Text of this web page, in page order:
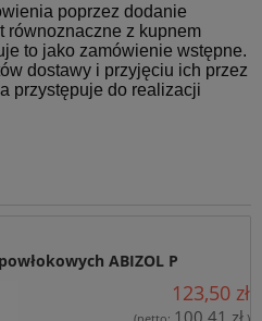
poprzez dodanie
równoznaczne z kupnem
to jako zamówienie wstępne.
dostawy i przyjęciu ich przez
przystępuje do realizacji
ABIZOL P
123,50 zł
produktem w ilościach
potrzebną ilość (potrzebne
moich danych osobowych
28, 85-746 Bydgoszcz i
P.W. “ART-BUD” z siedzibą w